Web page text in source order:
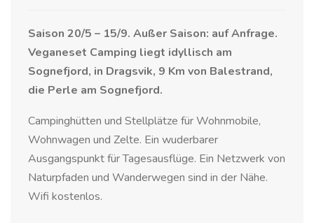
Saison 20/5 – 15/9. Außer Saison: auf Anfrage.
Veganeset Camping liegt idyllisch am
Sognefjord, in Dragsvik, 9 Km von Balestrand,
die Perle am Sognefjord.
Campinghütten und Stellplätze für Wohnmobile,
Wohnwagen und Zelte. Ein wuderbarer
Ausgangspunkt für Tagesausflüge. Ein Netzwerk von
Naturpfaden und Wanderwegen sind in der Nähe.
Wifi kostenlos.